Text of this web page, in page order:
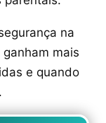
na
mais
e quando